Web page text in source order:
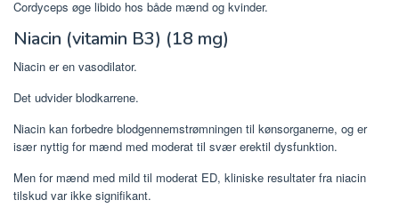
Cordyceps øge libido hos både mænd og kvinder.
Niacin (vitamin B3) (18 mg)
Niacin er en vasodilator.
Det udvider blodkarrene.
Niacin kan forbedre blodgennemstrømningen til kønsorganerne, og er
især nyttig for mænd med moderat til svær erektil dysfunktion.
Men for mænd med mild til moderat ED, kliniske resultater fra niacin
tilskud var ikke signifikant.